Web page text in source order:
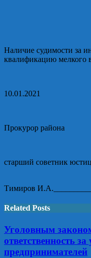
Наличие судимости за
квалификацию мелкого
10.01.2021
Прокурор района
старший советник
Р.А,
Тимиров
Related Posts
Уголовным
ответственность
предпринимателей